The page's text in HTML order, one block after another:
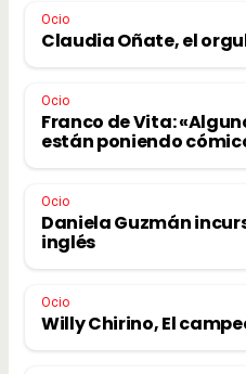
Ocio
Claudia Oñate, el
Ocio
Franco de Vita:
están poniendo
Ocio
Daniela Guzmán
inglés
Ocio
Willy Chirino, El